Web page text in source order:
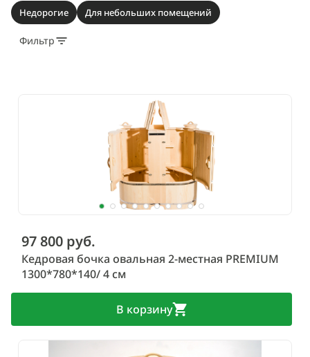
Недорогие Для небольших помещений
Фильтр
97 800 руб.
Кедровая бочка овальная 2-местная PREMIUM
1300*780*140/ 4 см
В корзину